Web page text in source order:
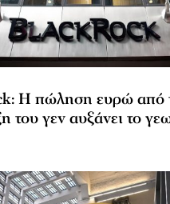
Η πώληση ευρώ από
του γεν αυξάνει το